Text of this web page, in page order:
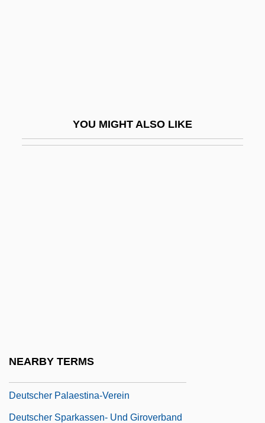
YOU MIGHT ALSO LIKE
NEARBY TERMS
Deutscher Palaestina-Verein
Deutscher Sparkassen- Und Giroverband